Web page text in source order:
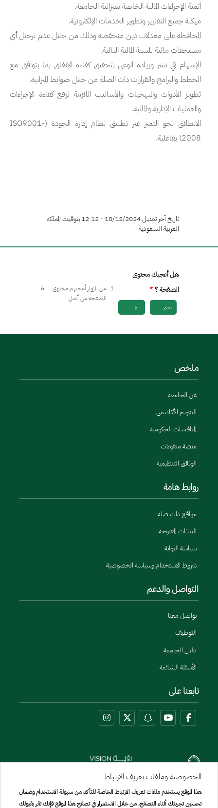
أتمتة الإجراءات المالية الخاصة بميزانية الجامعة.
ميكنة جميع التقارير وتطوير الخدمات الإلكترونية.
المحافظة على معدلات دين منخفضة وذلك من خلال عدم ترحيل أي
مستحقات مالية للسنة المالية التالية.
الإسهام في نشر وزيادة الوعي بتحقيق كفاءة الإنفاق بما يتوافق مع
الخطط والبرامج والقرارات ذات الصلة من خلال ضوابط الميزانية.
تطوير الأدوات والمنهجيات والأساليب اللازمة لرفع كفاءة الإجراءات
والعمليات الإدارية والمالية.
الانطلاق نحو التميز عبر تطبيق نظام إدارة الجودة (ISO9001-
2008) بفاعلية.
تاريخ آخر تعديل 10/12/2024 - 12:12 بتوقيت المملكة
العربية السعودية
هل أعجبك محتوى
الصفحة ؟
نعم لا
1 من الزوار أعجبهم محتوى
الصفحة من أصل
6
ملخص
عن الجامعة
التقويم الأكاديمي
المنافسات الحكومية
منصة منقولات
الوثائق التنظيمية
روابط هامة
مواقع ذات صلة
البيانات المفتوحة
سياسة البوابة
شروط الاستخدام وسياسة الخصوصية
التواصل والدعم
تواصل معنا
التوظيف
دليل الجامعة
الأسئلة الشائعة
تابعنا على
الخصوصية وملفات تعريف الارتباط
هذا الموقع يستخدم ملفات تعريف الارتباط الخاصة للتأكد من سهولة الاستخدام وضمان
تحسين تجربتك أثناء التصفح، من خلال الاستمرار في تصفح هذا الموقع فإنك تقر بقبولك